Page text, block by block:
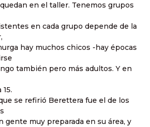
quedan en el taller. Tenemos grupos
en cada grupo depende de la
hay muchos chicos -hay épocas
también pero más adultos. Y en
se refirió Berettera fue el de los
gente muy preparada en su área, y